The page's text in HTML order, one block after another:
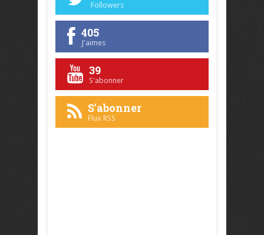
Followers
405
J'aimes
39
S'abonner
S'abonner
Flux RSS